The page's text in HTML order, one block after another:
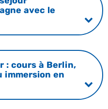
avec le
: cours à Berlin,
immersion en